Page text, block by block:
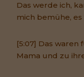
Das werde ich,
mich bemühe,
[5:07] Das
Mama und zu